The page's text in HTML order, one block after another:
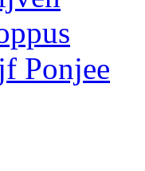
Ponjee